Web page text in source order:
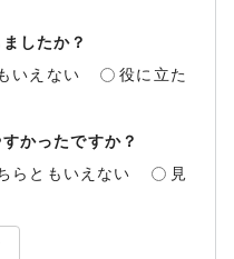
したか？
いえない
役に立た
かったですか？
らともいえない
見